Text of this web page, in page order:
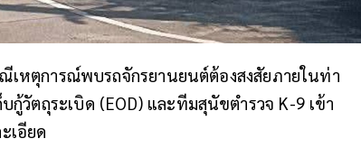
เหตุการณ์พบรถจักรยานยนต์ต้องสงสัยภายในท่า
วัตถุระเบิด (EOD) และทีมสุนัขตำรวจ K-9 เข้า
เอียด